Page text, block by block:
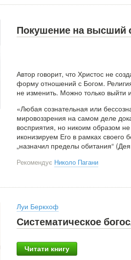
Покушение на высший
Автор говорит, что Христос не
форму отношений с Богом.
не изменить. Можно только выйти
«Любая сознательная или
мировоззрения на самом деле
восприятия, но никоим образом
иконизируем Его в рамках
„назначил пределы обитания“
Рекомендує Николо Пагани
Луи Беркхоф
Систематическое
Читати книгу